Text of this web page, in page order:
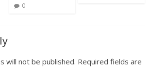
0
will not be published. Required fields are